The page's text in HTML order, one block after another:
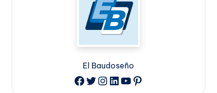
El Baudoseño
Facebook
Twitter
Instagram
LinkedIn
YouTube
Pinterest